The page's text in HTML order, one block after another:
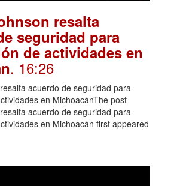
resalta
seguridad para
de actividades en
. 16:26
acuerdo de seguridad para
en MichoacánThe post
acuerdo de seguridad para
en Michoacán first appeared